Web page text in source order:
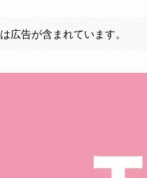
広告が含まれています。